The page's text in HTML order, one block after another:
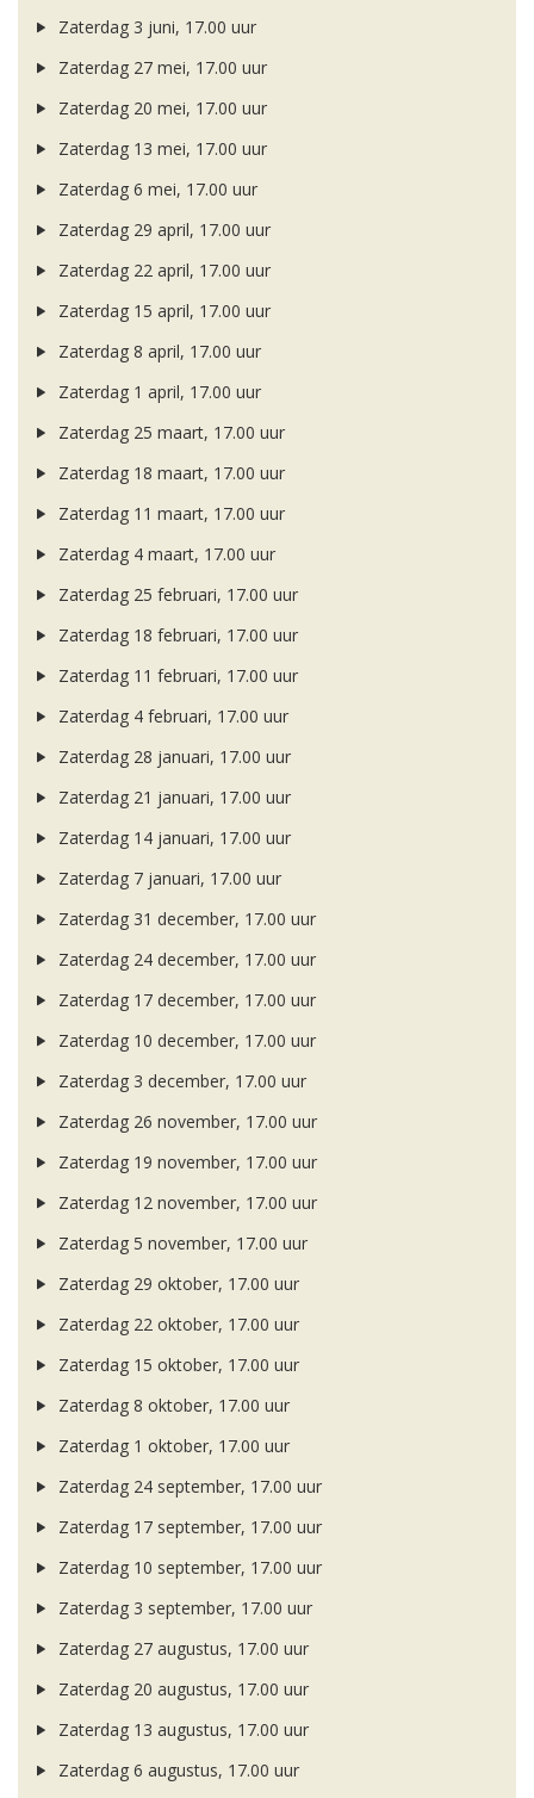
Zaterdag 3 juni, 17.00 uur
Zaterdag 27 mei, 17.00 uur
Zaterdag 20 mei, 17.00 uur
Zaterdag 13 mei, 17.00 uur
Zaterdag 6 mei, 17.00 uur
Zaterdag 29 april, 17.00 uur
Zaterdag 22 april, 17.00 uur
Zaterdag 15 april, 17.00 uur
Zaterdag 8 april, 17.00 uur
Zaterdag 1 april, 17.00 uur
Zaterdag 25 maart, 17.00 uur
Zaterdag 18 maart, 17.00 uur
Zaterdag 11 maart, 17.00 uur
Zaterdag 4 maart, 17.00 uur
Zaterdag 25 februari, 17.00 uur
Zaterdag 18 februari, 17.00 uur
Zaterdag 11 februari, 17.00 uur
Zaterdag 4 februari, 17.00 uur
Zaterdag 28 januari, 17.00 uur
Zaterdag 21 januari, 17.00 uur
Zaterdag 14 januari, 17.00 uur
Zaterdag 7 januari, 17.00 uur
Zaterdag 31 december, 17.00 uur
Zaterdag 24 december, 17.00 uur
Zaterdag 17 december, 17.00 uur
Zaterdag 10 december, 17.00 uur
Zaterdag 3 december, 17.00 uur
Zaterdag 26 november, 17.00 uur
Zaterdag 19 november, 17.00 uur
Zaterdag 12 november, 17.00 uur
Zaterdag 5 november, 17.00 uur
Zaterdag 29 oktober, 17.00 uur
Zaterdag 22 oktober, 17.00 uur
Zaterdag 15 oktober, 17.00 uur
Zaterdag 8 oktober, 17.00 uur
Zaterdag 1 oktober, 17.00 uur
Zaterdag 24 september, 17.00 uur
Zaterdag 17 september, 17.00 uur
Zaterdag 10 september, 17.00 uur
Zaterdag 3 september, 17.00 uur
Zaterdag 27 augustus, 17.00 uur
Zaterdag 20 augustus, 17.00 uur
Zaterdag 13 augustus, 17.00 uur
Zaterdag 6 augustus, 17.00 uur